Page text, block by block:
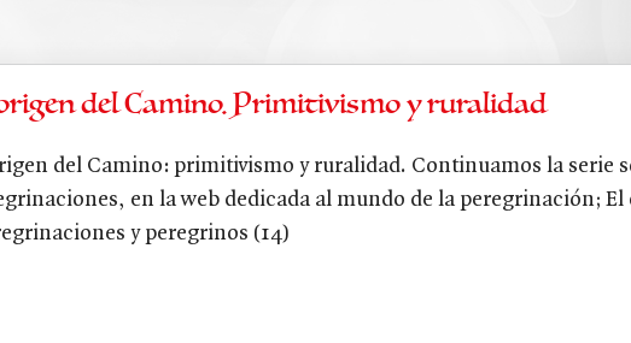
del Camino. Primitivismo y ruralidad
del Camino: primitivismo y ruralidad. Continuamos la serie
en la web dedicada al mundo de la peregrinación;
y peregrinos (14)